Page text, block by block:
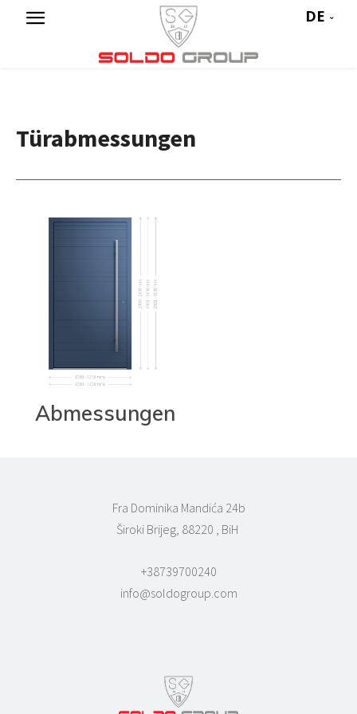
DE
Türabmessungen
Abmessungen
Fra Dominika Mandića 24b
Široki Brijeg, 88220 , BiH
+38739700240
info@soldogroup.com